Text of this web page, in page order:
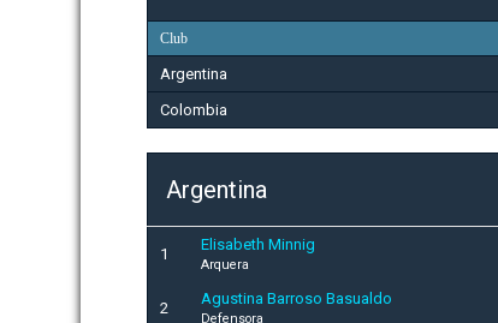
Club
Argentina
Colombia
Argentina
1
Elisabeth Minnig
Arquera
2
Agustina Barroso Basualdo
Defensora